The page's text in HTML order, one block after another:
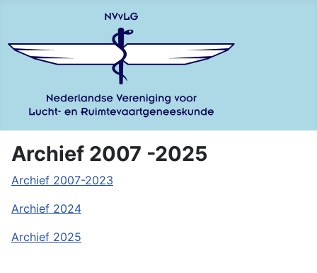
Archief 2007 -2025
Archief 2007-2023
Archief 2024
Archief 2025